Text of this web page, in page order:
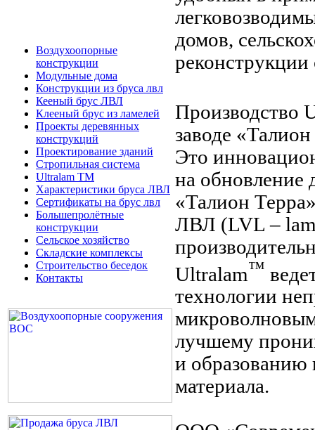
Воздухоопорные
конструкции
Модульные дома
Конструкции из бруса лвл
Кееный брус ЛВЛ
Клееный брус из ламелей
Проекты деревянных
конструкций
Проектирование зданий
Стропильная система
Ultralam TM
Характеристики бруса ЛВЛ
Сертификаты на брус лвл
Большепролётные
конструкции
Сельское хозяйство
Складские комплексы
Строительство беседок
Контакты
домов,
реконструкции
Производство
заводе
Это
на обновление
«Талион
ЛВЛ (LVL –
Ultralam™
технологии
лучшему
и образованию
материала.